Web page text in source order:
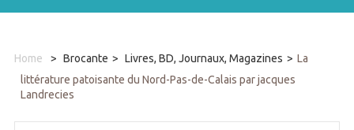
Home > Brocante > Livres, BD, Journaux, Magazines > La
littérature patoisante du Nord-Pas-de-Calais par jacques
Landrecies